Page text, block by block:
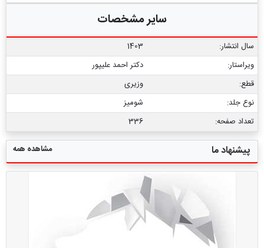
سایر مشخصات
سال انتشار:
1403
ویراستار:
دکتر احمد علیپور
قطع:
وزیری
نوع جلد:
شومیز
تعداد صفحه:
336
پیشنهاد ما مشاهده همه